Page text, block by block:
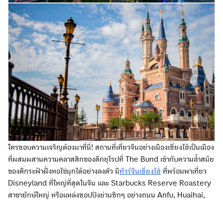
ใครชอบความเจริญต้องมาที่นี่! สถานที่เที่ยวจีนอย่างเมืองเซี่ยงไฮ้เป็นเมือง
ที่ผสมผสานความคลาสสิกของตึกยุโรปที่ The Bund เข้ากับความล้ำสมัย
ของตึกระฟ้าฝั่งหอไข่มุกได้อย่างลงตัว มีทัวร์จีนเซี่ยงไฮ้ ที่พร้อมพาเที่ยว
Disneyland ที่ใหญ่ที่สุดในจีน และ Starbucks Reserve Roastery
สาขายักษ์ใหญ่ หรือแหล่งชอปปิงย่านชิกๆ อย่างถนน Anfu, Huaihai,